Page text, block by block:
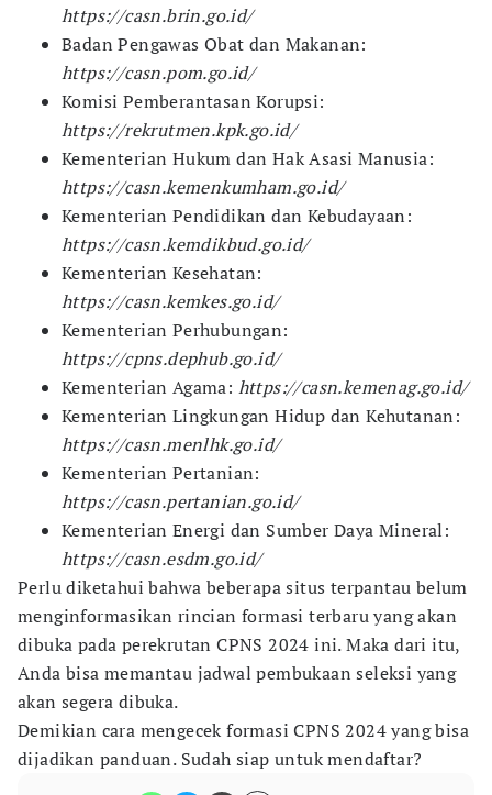
https://casn.brin.go.id/
Badan Pengawas Obat dan Makanan:
https://casn.pom.go.id/
Komisi Pemberantasan Korupsi:
https://rekrutmen.kpk.go.id/
Kementerian Hukum dan Hak Asasi Manusia:
https://casn.kemenkumham.go.id/
Kementerian Pendidikan dan Kebudayaan:
https://casn.kemdikbud.go.id/
Kementerian Kesehatan:
https://casn.kemkes.go.id/
Kementerian Perhubungan:
https://cpns.dephub.go.id/
Kementerian Agama: https://casn.kemenag.go.id/
Kementerian Lingkungan Hidup dan Kehutanan:
https://casn.menlhk.go.id/
Kementerian Pertanian:
https://casn.pertanian.go.id/
Kementerian Energi dan Sumber Daya Mineral:
https://casn.esdm.go.id/
Perlu diketahui bahwa beberapa situs terpantau belum
menginformasikan rincian formasi terbaru yang akan
dibuka pada perekrutan CPNS 2024 ini. Maka dari itu,
Anda bisa memantau jadwal pembukaan seleksi yang
akan segera dibuka.
Demikian cara mengecek formasi CPNS 2024 yang bisa
dijadikan panduan. Sudah siap untuk mendaftar?